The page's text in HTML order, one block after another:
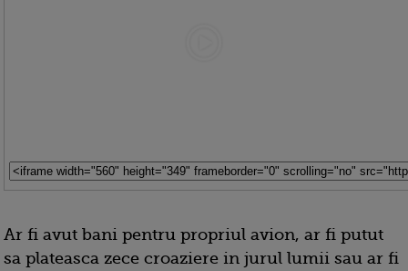
Ar fi avut bani pentru propriul avion, ar fi putut
sa plateasca zece croaziere in jurul lumii sau ar fi